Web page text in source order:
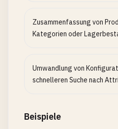
Zusammenfassung von
Kategorien oder
Umwandlung von
schnelleren Suche nach
Beispiele